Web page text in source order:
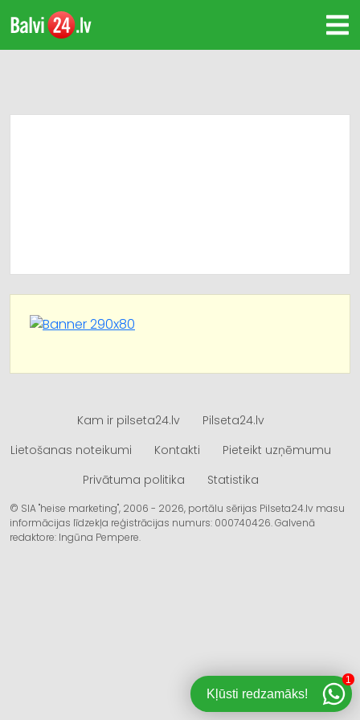
Kam ir pilseta24.lv
Pilseta24.lv
Lietošanas noteikumi
Kontakti
Pieteikt uzņēmumu
Privātuma politika
Statistika
© SIA "heise marketing", 2006 - 2026, portālu sērijas Pilseta24.lv masu
informācijas līdzekļa reģistrācijas numurs: 000740426. Galvenā
redaktore: Ingūna Pempere.
Kļūsti redzamāks!
1